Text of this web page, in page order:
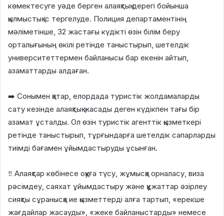
көмектесуге уәде берген алаяқтық дерегі бойынша
қылмыстық іс тергелуде. Полиция департаментінің
мәліметінше, 32 жастағы күдікті өзін білім беру
орталығының өкілі ретінде таныстырып, шетелдік
университеттермен байланысы бар екенін айтып,
азаматтарды алдаған.
➡️ Сонымен қатар, елордада туристік жолдамаларды
сату кезінде алаяқтық жасады деген күдікпен тағы бір
азамат ұсталды. Ол өзін туристік агенттік қызметкері
ретінде таныстырып, тұрғындарға шетелдік сапарларды
тиімді бағамен ұйымдастыруды ұсынған.
‼️ Алаяқтар көбінесе оқуға түсу, жұмысқа орналасу, виза
рәсімдеу, саяхат ұйымдастыру және құжаттар әзірлеу
сияқты сұранысқа ие қызметтерді алға тартып, «ерекше
жағдайлар жасауды», «жеке байланыстарды» немесе